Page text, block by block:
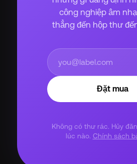
công nghiệp âm
thẳng đến hộp thư
Đặt mua
Không có thư rác. Hủy
lúc nào. Chính sách